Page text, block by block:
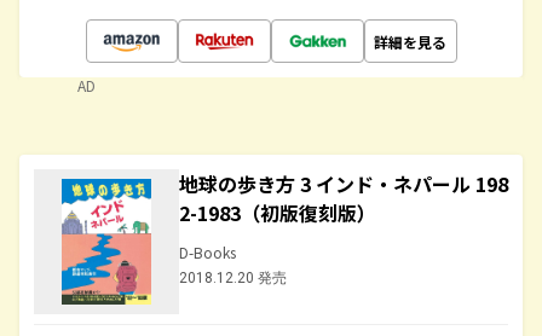
詳細を見る
AD
地球の歩き方 3 インド・ネパール 198
2-1983（初版復刻版）
D-Books
2018.12.20 発売